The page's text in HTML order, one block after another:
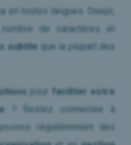
en toutes langues. DeepL
de caractères et
subtile que la plupart des
pour faciliter votre
? Restez connectée à
régulièrement des